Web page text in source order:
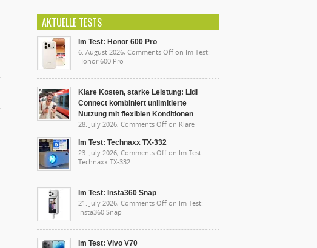
AKTUELLE TESTS
Im Test: Honor 600 Pro
6. August 2026, Comments Off on Im Test:
Honor 600 Pro
Klare Kosten, starke Leistung: Lidl
Connect kombiniert unlimitierte
Nutzung mit flexiblen Konditionen
28. July 2026, Comments Off on Klare
unlimitierte Nutzung mit flexiblen Konditionen
Im Test: Technaxx TX-332
23. July 2026, Comments Off on Im Test:
Technaxx TX-332
Im Test: Insta360 Snap
21. July 2026, Comments Off on Im Test:
Insta360 Snap
Im Test: Vivo V70